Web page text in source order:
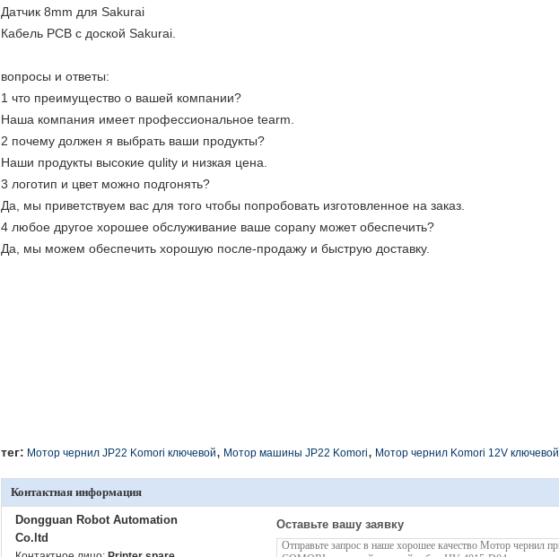
Датчик 8mm для Sakurai
Кабель PCB с доской Sakurai.
вопросы и ответы:
1 что преимущество о вашей компании?
Наша компания имеет профессиональное tearm.
2 почему должен я выбрать ваши продукты?
Наши продукты высокие qulity и низкая цена.
3 логотип и цвет можно подгонять?
Да, мы приветствуем вас для того чтобы попробовать изготовленное на заказ.
4 любое другое хорошее обслуживание ваше copany может обеспечить?
Да, мы можем обеспечить хорошую после-продажу и быструю доставку.
тег: Мотор чернил JP22 Komori ключевой, Мотор машины JP22 Komori, Мотор чернил Komori 12V ключевой
Контактная информация
Dongguan Robot Automation
Co.ltd
Оставьте вашу заявку